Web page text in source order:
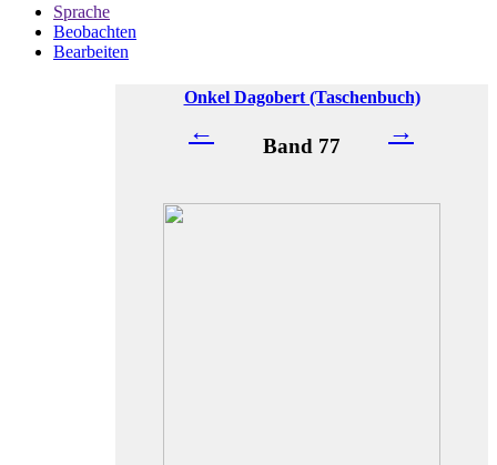
Sprache
Beobachten
Bearbeiten
Onkel Dagobert (Taschenbuch)
←
Band 77
→